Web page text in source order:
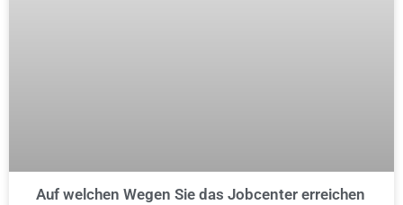
Auf welchen Wegen Sie das Jobcenter erreichen